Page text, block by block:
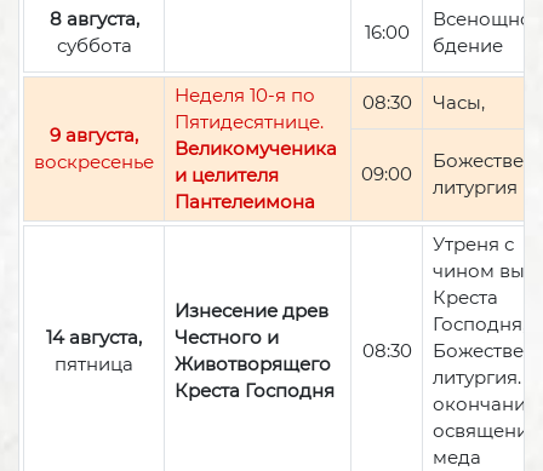
8 августа,
суббота
16:00
Всенощное
бдение
9 августа,
воскресенье
Неделя 10-я по
Пятидесятнице.
Великомученика
и целителя
Пантелеимона
08:30 Часы,
09:00
литургия
14 августа,
пятница
Изнесение древ
Честного и
Животворящего
Креста Господня
08:30
Утреня с
чином
Креста
Господня,
литургия.
окончании
освящение
меда